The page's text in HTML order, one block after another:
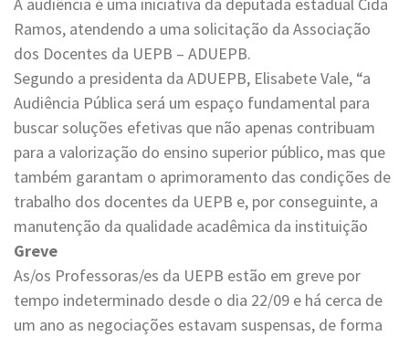
A audiência é uma iniciativa da deputada estadual Cida
Ramos, atendendo a uma solicitação da Associação
dos Docentes da UEPB – ADUEPB.
Segundo a presidenta da ADUEPB, Elisabete Vale, “a
Audiência Pública será um espaço fundamental para
buscar soluções efetivas que não apenas contribuam
para a valorização do ensino superior público, mas que
também garantam o aprimoramento das condições de
trabalho dos docentes da UEPB e, por conseguinte, a
manutenção da qualidade acadêmica da instituição
Greve
As/os Professoras/es da UEPB estão em greve por
tempo indeterminado desde o dia 22/09 e há cerca de
um ano as negociações estavam suspensas, de forma